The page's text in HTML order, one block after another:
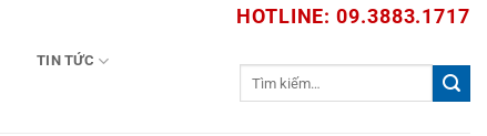
HOTLINE: 09.3883.1717
TIN TỨC